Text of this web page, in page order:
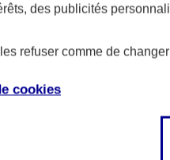
des publicités
refuser comme de
cookies